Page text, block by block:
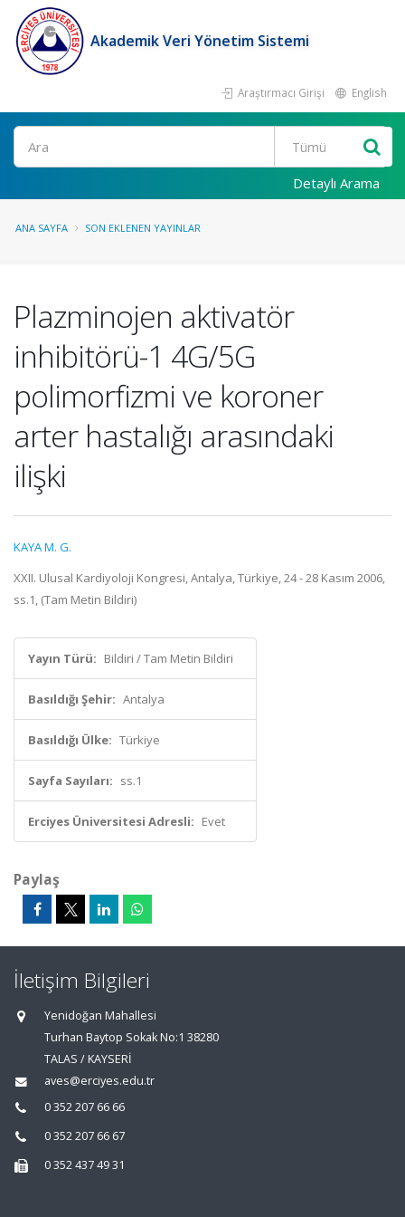
Akademik Veri Yönetim Sistemi
Araştırmacı Girişi English
Ara
Detaylı Arama
ANA SAYFA SON EKLENEN YAYINLAR
Plazminojen aktivatör
inhibitörü-1 4G/5G
polimorfizmi ve koroner
arter hastalığı arasındaki
ilişki
KAYA M. G.
XXII. Ulusal Kardiyoloji Kongresi, Antalya, Türkiye, 24 - 28 Kasım 2006,
ss.1, (Tam Metin Bildiri)
Yayın Türü: Bildiri / Tam Metin Bildiri
Basıldığı Şehir: Antalya
Basıldığı Ülke: Türkiye
Sayfa Sayıları: ss.1
Erciyes Üniversitesi Adresli: Evet
Paylaş
İletişim Bilgileri
Yenidoğan Mahallesi
Turhan Baytop Sokak No:1 38280
TALAS / KAYSERİ
aves@erciyes.edu.tr
0 352 207 66 66
0 352 207 66 67
0 352 437 49 31